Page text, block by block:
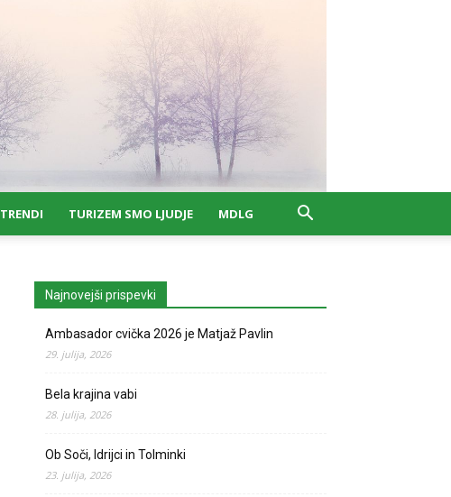
TRENDI TURIZEM SMO LJUDJE MDLG
Najnovejši prispevki
Ambasador cvička 2026 je Matjaž Pavlin
29. julija, 2026
Bela krajina vabi
28. julija, 2026
Ob Soči, Idrijci in Tolminki
23. julija, 2026